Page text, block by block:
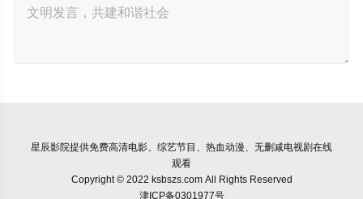
星辰影院提供免费高清电影、综艺节目、热血动漫、无删减电视剧在线
观看
Copyright © 2022 ksbszs.com All Rights Reserved
津ICP备0301977号